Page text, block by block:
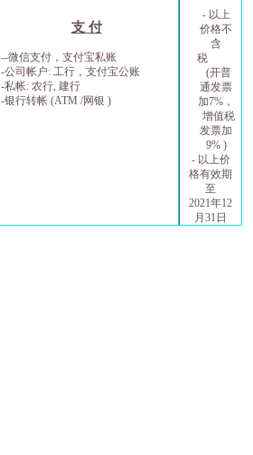
支 付
--微信支付，支付宝私账
-公司帐户: 工行，支付宝公账
-私帐: 农行 ,建行
-银行转帐 (ATM /网银 )
- 以上
价格不
含
税
(开普
通发票
加7% ，
增值税
发票加
9% )
- 以上价
格有效期
至
2021年12
月31 日